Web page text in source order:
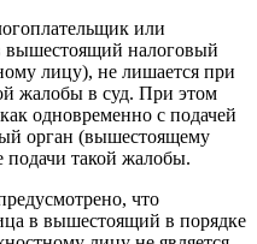
или
вышестоящий налоговый
лицу), не лишается при
жалобы в суд. При этом
одновременно с подачей
орган (вышестоящему
такой жалобы.
что
в вышестоящий в порядке